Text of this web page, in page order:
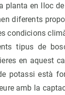
planta en lloc
diferents
condicions
tipus de
en aquest
potassi està
amb la